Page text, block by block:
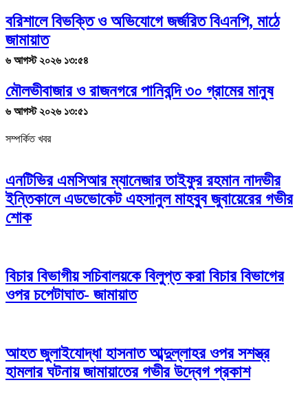
বরিশালে বিভক্তি ও অভিযোগে জর্জরিত বিএনপি, মাঠে
জামায়াত
৬ আগস্ট ২০২৬ ১৩:৫৪
মৌলভীবাজার ও রাজনগরে পানিবন্দি ৩০ গ্রামের মানুষ
৬ আগস্ট ২০২৬ ১৩:৫১
সম্পর্কিত খবর
এনটিভির এমসিআর ম্যানেজার তাইফুর রহমান নাদভীর
ইন্তিকালে এডভোকেট এহসানুল মাহবুুব জুবায়েরের গভীর
শোক
বিচার বিভাগীয় সচিবালয়কে বিলুপ্ত করা বিচার বিভাগের
ওপর চপেটাঘাত- জামায়াত
আহত জুলাইযোদ্ধা হাসনাত আব্দুল্লাহর ওপর সশস্ত্র
হামলার ঘটনায় জামায়াতের গভীর উদ্বেগ প্রকাশ